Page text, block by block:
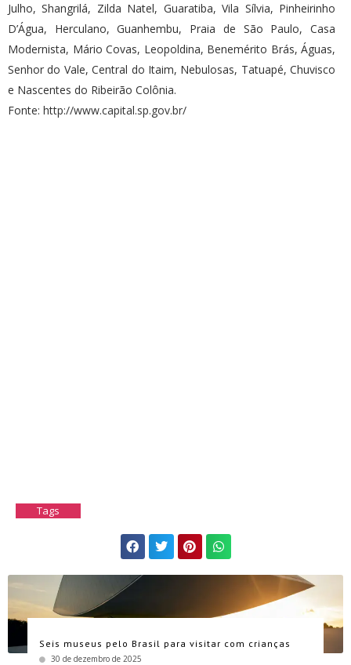
Julho, Shangrilá, Zilda Natel, Guaratiba, Vila Sílvia, Pinheirinho
D’Água, Herculano, Guanhembu, Praia de São Paulo, Casa
Modernista, Mário Covas, Leopoldina, Benemérito Brás, Águas,
Senhor do Vale, Central do Itaim, Nebulosas, Tatuapé, Chuvisco
e Nascentes do Ribeirão Colônia.
Fonte: http://www.capital.sp.gov.br/
Tags
Seis museus pelo Brasil para visitar com crianças
30 de dezembro de 2025